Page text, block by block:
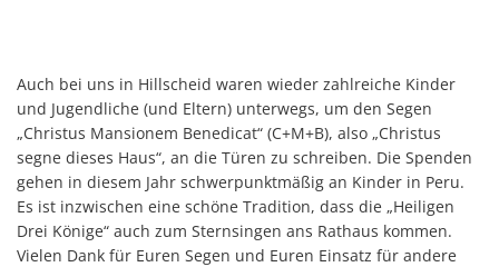
Auch bei uns in Hillscheid waren wieder zahlreiche Kinder
und Jugendliche (und Eltern) unterwegs, um den Segen
„Christus Mansionem Benedicat“ (C+M+B), also „Christus
segne dieses Haus“, an die Türen zu schreiben. Die Spenden
gehen in diesem Jahr schwerpunktmäßig an Kinder in Peru.
Es ist inzwischen eine schöne Tradition, dass die „Heiligen
Drei Könige“ auch zum Sternsingen ans Rathaus kommen.
Vielen Dank für Euren Segen und Euren Einsatz für andere